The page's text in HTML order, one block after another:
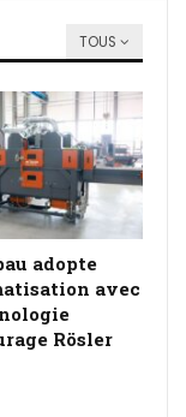
TOUS
adopte
avec
Rösler